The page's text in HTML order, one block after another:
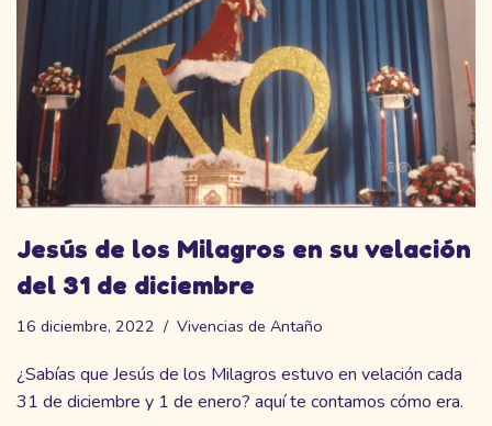
Jesús de los Milagros en su velación
del 31 de diciembre
16 diciembre, 2022 Vivencias de Antaño
¿Sabías que Jesús de los Milagros estuvo en velación cada
31 de diciembre y 1 de enero? aquí te contamos cómo era.